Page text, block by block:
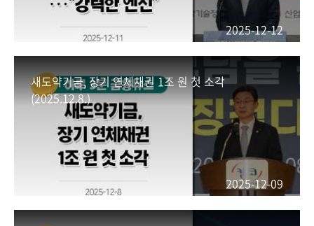
2025-12-12
새도약기금, 장기 연체채권 1조 원 첫 소각
(2025.12.8.)
2025-12-09